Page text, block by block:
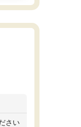
さい